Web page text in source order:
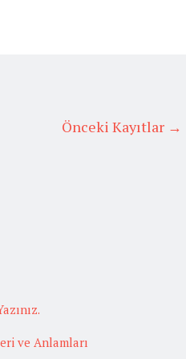
Önceki Kayıtlar →
ve Anlamları